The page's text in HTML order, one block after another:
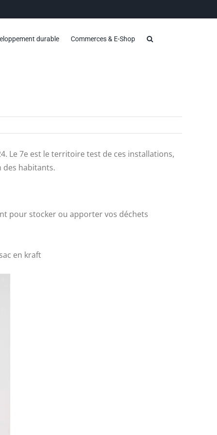
durable Commerces & E-Shop
Le 7e est le territoire test de ces installations,
des habitants.
pour stocker ou apporter vos déchets
en kraft